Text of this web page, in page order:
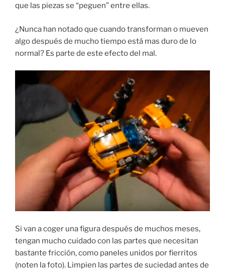
que las piezas se “peguen” entre ellas.
¿Nunca han notado que cuando transforman o mueven
algo después de mucho tiempo está mas duro de lo
normal? Es parte de este efecto del mal.
Si van a coger una figura después de muchos meses,
tengan mucho cuidado con las partes que necesitan
bastante fricción, como paneles unidos por fierritos
(noten la foto). Limpien las partes de suciedad antes de